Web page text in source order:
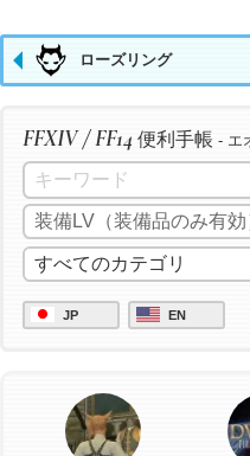
ローズリング
FFXIV / FF14 便利手帳 - エ
JP EN